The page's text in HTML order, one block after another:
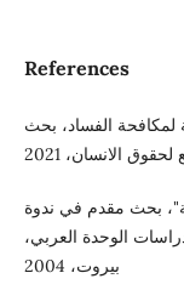
References
لمكافحة الفساد، بحث
الانسان، 2021
بحث مقدم في ندوة
الوحدة العربي،
بيروت، 2004